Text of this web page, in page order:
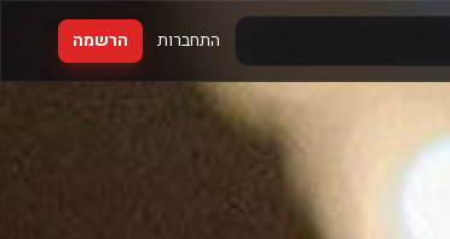
התחברות הרשמה